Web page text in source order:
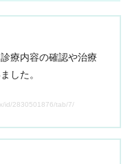
療内容の確認や治療
した。
id/2830501876/tab/7/